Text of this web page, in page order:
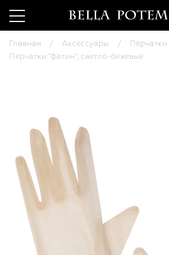
Главная Аксессуары
Перчатки
Перчатки "фатин", светло-бежевые